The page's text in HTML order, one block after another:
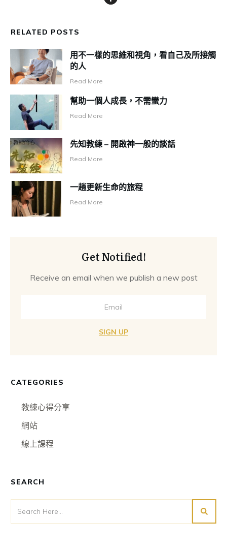
RELATED POSTS
用不一樣的思維和視角，看自己及所接觸
的人
Read More
幫助一個人成長，不需蠻力
Read More
先知教練 – 開啟神一般的談話
Read More
一趟更新生命的旅程
Read More
Get Notified!
Receive an email when we publish a new post
SIGN UP
CATEGORIES
教練心得分享
網站
線上課程
SEARCH